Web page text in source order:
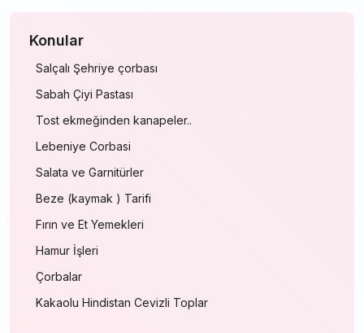
Konular
Salçalı Şehriye çorbası
Sabah Çiyi Pastası
Tost ekmeğinden kanapeler..
Lebeniye Corbasi
Salata ve Garnitürler
Beze (kaymak ) Tarifi
Fırın ve Et Yemekleri
Hamur İşleri
Çorbalar
Kakaolu Hindistan Cevizli Toplar